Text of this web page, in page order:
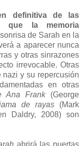
definitiva de las
que la memoria
de Sarah en la
a aparecer nunca
y otras sinrazones
irrevocable. Otras
y su repercusión
en otras
Ana Frank (George
de rayas(Mark
Daldry, 2008) son
abrirá las puertas